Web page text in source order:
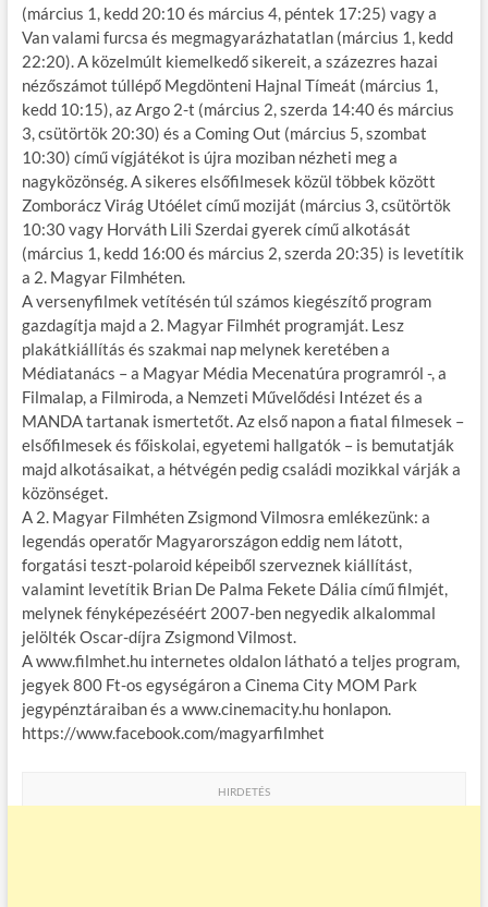
(március 1, kedd 20:10 és március 4, péntek 17:25) vagy a
Van valami furcsa és megmagyarázhatatlan (március 1, kedd
22:20). A közelmúlt kiemelkedő sikereit, a százezres hazai
nézőszámot túllépő Megdönteni Hajnal Tímeát (március 1,
kedd 10:15), az Argo 2-t (március 2, szerda 14:40 és március
3, csütörtök 20:30) és a Coming Out (március 5, szombat
10:30) című vígjátékot is újra moziban nézheti meg a
nagyközönség. A sikeres elsőfilmesek közül többek között
Zomborácz Virág Utóélet című moziját (március 3, csütörtök
10:30 vagy Horváth Lili Szerdai gyerek című alkotását
(március 1, kedd 16:00 és március 2, szerda 20:35) is levetítik
a 2. Magyar Filmhéten.
A versenyfilmek vetítésén túl számos kiegészítő program
gazdagítja majd a 2. Magyar Filmhét programját. Lesz
plakátkiállítás és szakmai nap melynek keretében a
Médiatanács – a Magyar Média Mecenatúra programról -, a
Filmalap, a Filmiroda, a Nemzeti Művelődési Intézet és a
MANDA tartanak ismertetőt. Az első napon a fiatal filmesek –
elsőfilmesek és főiskolai, egyetemi hallgatók – is bemutatják
majd alkotásaikat, a hétvégén pedig családi mozikkal várják a
közönséget.
A 2. Magyar Filmhéten Zsigmond Vilmosra emlékezünk: a
legendás operatőr Magyarországon eddig nem látott,
forgatási teszt-polaroid képeiből szerveznek kiállítást,
valamint levetítik Brian De Palma Fekete Dália című filmjét,
melynek fényképezéséért 2007-ben negyedik alkalommal
jelölték Oscar-díjra Zsigmond Vilmost.
A www.filmhet.hu internetes oldalon látható a teljes program,
jegyek 800 Ft-os egységáron a Cinema City MOM Park
jegypénztáraiban és a www.cinemacity.hu honlapon.
https://www.facebook.com/magyarfilmhet
HIRDETÉS